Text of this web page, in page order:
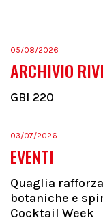
05/08/2026
ARCHIVIO
GBI 220
03/07/2026
EVENTI
Quaglia
botaniche e
Cocktail Week